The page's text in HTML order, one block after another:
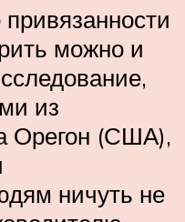
можно и
из
Орегон (США),
ничуть не